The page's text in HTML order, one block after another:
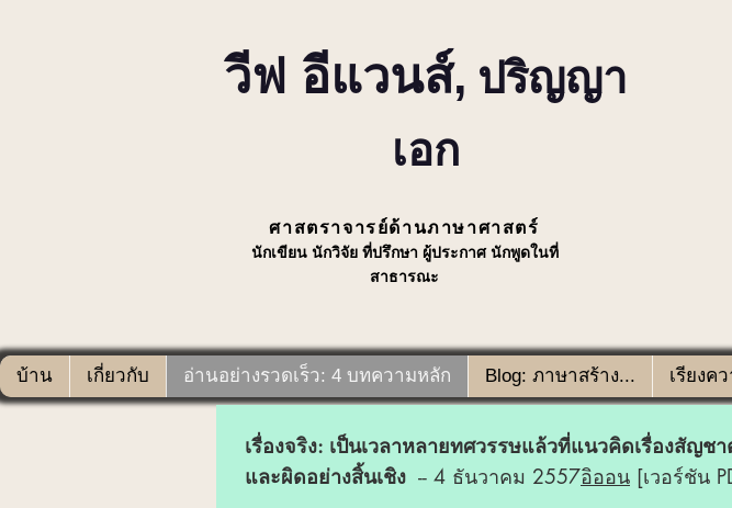
ศาสตราจารย์ด้านภาษาศาสตร์
นักเขียน นักวิจัย ที่ปรึกษา ผู้ประกาศ นักพูดในที่
สาธารณะ
วีฟ อีแวนส์, ปริญญา
เอก
บ้าน เกี่ยวกับ อ่านอย่างรวดเร็ว: 4 บทความหลัก Blog: ภาษาสร้าง... เรียงค
เรื่องจริง: เป็นเวลาหลายทศวรรษแล้วที่แนวคิดเรื่องสัญ
และผิดอย่างสิ้นเชิง -- 4 ธันวาคม 2557อิออน [เวอร์ชัน